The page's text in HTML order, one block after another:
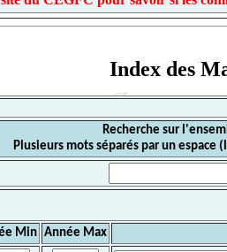
Index des
Recherche sur
Plusieurs mots séparés par un
Min Année Max